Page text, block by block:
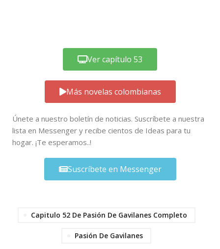
Ver capítulo 53
Más novelas colombianas
Únete a nuestro boletín de noticias. Suscríbete a nuestra
lista en Messenger y recibe cientos de Ideas para tu
hogar. ¡Te esperamos..!
Suscríbete en Messenger
Capitulo 52 De Pasión De Gavilanes Completo
Pasión De Gavilanes